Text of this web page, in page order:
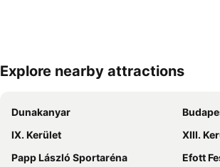
Explore nearby attractions
Dunakanyar
IX. Kerület
XIII.
Papp László Sportaréna
Efott